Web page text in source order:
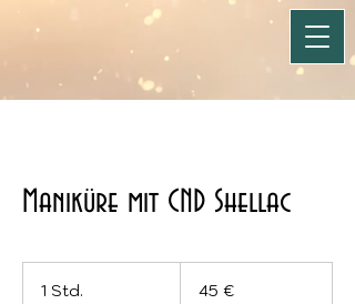
Maniküre mit CND Shellac
1 Std. 45 €